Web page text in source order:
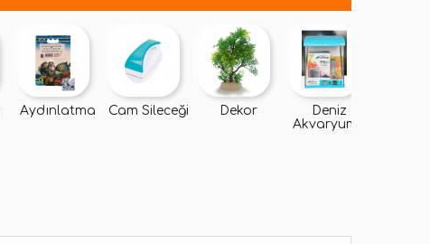
Aydınlatma Cam Sileceği Dekor
Deniz
Akvaryumu